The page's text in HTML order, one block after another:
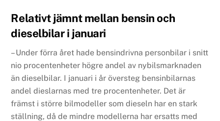
Relativt jämnt mellan bensin och
dieselbilar i januari
– Under förra året hade bensindrivna personbilar i snitt
nio procentenheter högre andel av nybilsmarknaden
än dieselbilar. I januari i år översteg bensinbilarnas
andel dieslarnas med tre procentenheter. Det är
främst i större bilmodeller som dieseln har en stark
ställning, då de mindre modellerna har ersatts med